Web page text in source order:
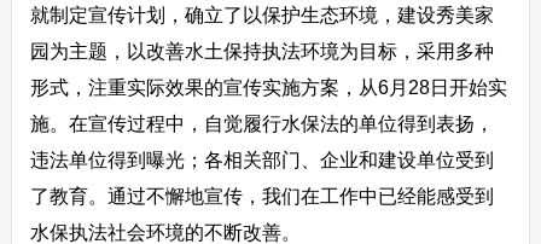
就制定宣传计划，确立了以保护生态环境，建设秀美家
园为主题，以改善水土保持执法环境为目标，采用多种
形式，注重实际效果的宣传实施方案，从6月28日开始实
施。在宣传过程中，自觉履行水保法的单位得到表扬，
违法单位得到曝光；各相关部门、企业和建设单位受到
了教育。通过不懈地宣传，我们在工作中已经能感受到
水保执法社会环境的不断改善。